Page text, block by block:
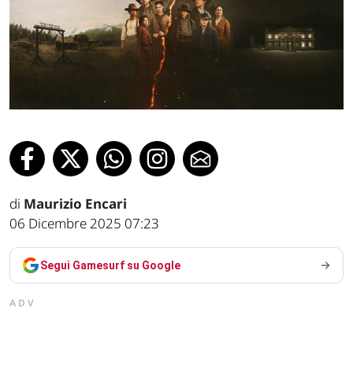
di Maurizio Encari
06 Dicembre 2025 07:23
Segui Gamesurf su Google
ADV